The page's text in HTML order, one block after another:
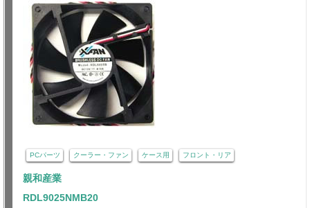
PCパーツ クーラー・ファン ケース用 フロント・リア
親和産業
RDL9025NMB20